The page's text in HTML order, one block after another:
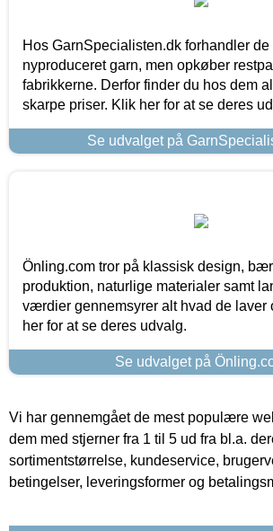
Hos GarnSpecialisten.dk forhandler de
nyproduceret garn, men opkøber
fabrikkerne. Derfor finder du hos dem
skarpe priser. Klik her for at se deres
Se udvalget på
Önling.com tror på klassisk design,
produktion, naturlige materialer samt
værdier gennemsyrer alt hvad de laver
her for at se deres udvalg.
Se udvalget på
Vi har gennemgået de mest populære
dem med stjerner fra 1 til 5 ud fra bl.a.
sortimentstørrelse, kundeservice,
betingelser, leveringsformer og